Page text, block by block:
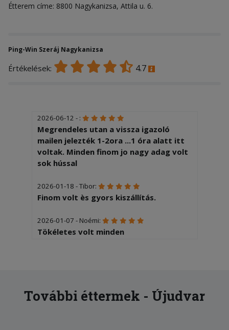
Étterem címe: 8800 Nagykanizsa, Attila u. 6.
Ping-Win Szeráj Nagykanizsa
Értékelések: 4.7
2026-06-12 - :
Megrendeles utan a vissza igazoló
mailen jelezték 1-2ora ...1 óra alatt itt
voltak. Minden finom jo nagy adag volt
sok hússal
2026-01-18 - Tibor:
Finom volt ès gyors kiszállítás.
2026-01-07 - Noémi:
Tökéletes volt minden
További éttermek - Újudvar